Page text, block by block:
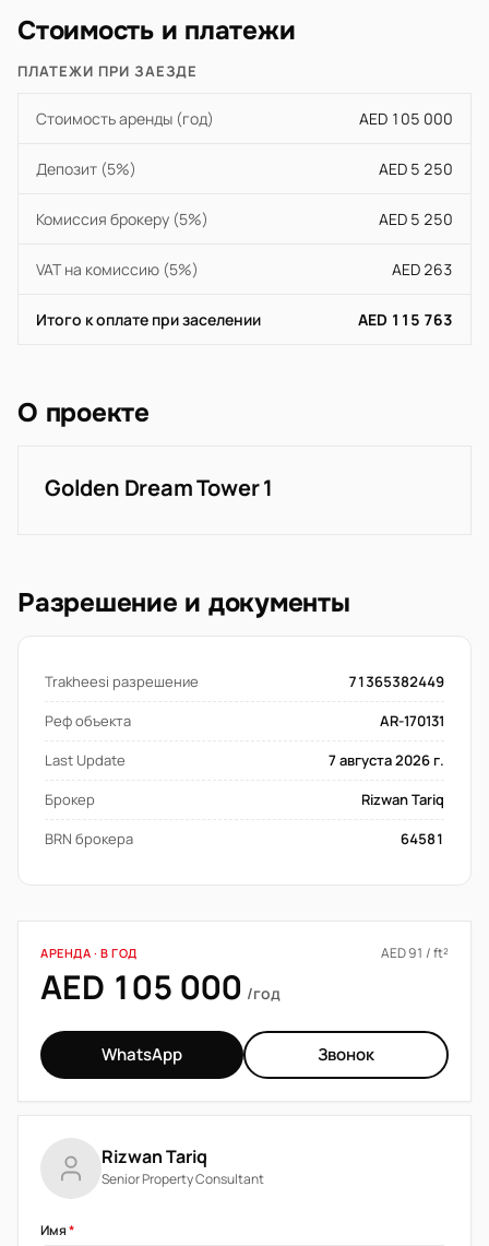
Стоимость и платежи
ПЛАТЕЖИ ПРИ ЗАЕЗДЕ
Стоимость аренды (год) AED 105 000
Депозит (5%) AED 5 250
Комиссия брокеру (5%) AED 5 250
VAT на комиссию (5%) AED 263
Итого к оплате при заселении AED 115 763
О проекте
Golden Dream Tower 1
Разрешение и документы
Trakheesi разрешение
71365382449
Реф объекта
AR-170131
Last Update
7 августа 2026 г.
Брокер
Rizwan Tariq
BRN брокера
64581
АРЕНДА · В ГОД AED 91 / ft²
AED 105 000 /год
WhatsApp Звонок
Rizwan Tariq
Senior Property Consultant
Имя*